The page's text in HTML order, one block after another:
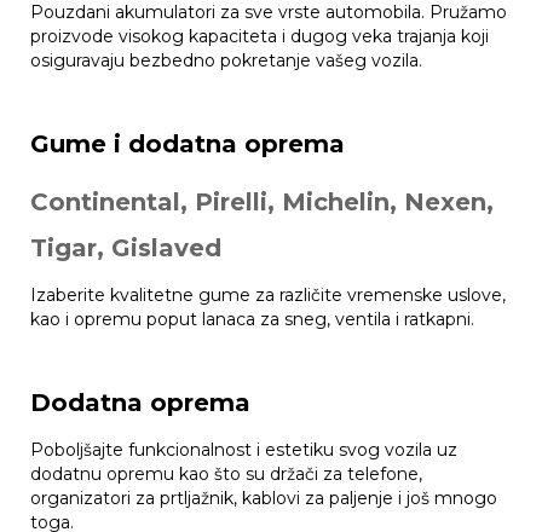
Pouzdani akumulatori za sve vrste automobila. Pružamo
proizvode visokog kapaciteta i dugog veka trajanja koji
osiguravaju bezbedno pokretanje vašeg vozila.
Gume i dodatna oprema
Continental, Pirelli, Michelin, Nexen,
Tigar, Gislaved
Izaberite kvalitetne gume za različite vremenske uslove,
kao i opremu poput lanaca za sneg, ventila i ratkapni.
Dodatna oprema
Poboljšajte funkcionalnost i estetiku svog vozila uz
dodatnu opremu kao što su držači za telefone,
organizatori za prtljažnik, kablovi za paljenje i još mnogo
toga.